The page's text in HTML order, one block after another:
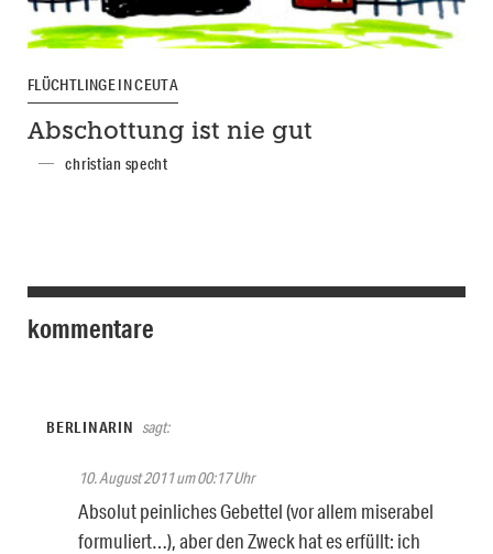
FLÜCHTLINGE IN CEUTA
Abschottung ist nie gut
christian specht
kommentare
BERLINARIN sagt:
10. August 2011 um 00:17 Uhr
Absolut peinliches Gebettel (vor allem miserabel
formuliert…), aber den Zweck hat es erfüllt: ich